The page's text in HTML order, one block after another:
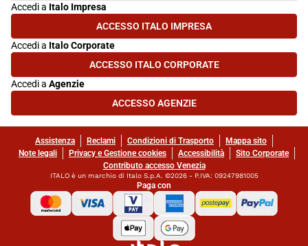
Accedi a Italo Impresa
ACCESSO ITALO IMPRESA(SI APRE IN UNA NUOVA SCHEDA)
Accedi a Italo Corporate
ACCESSO ITALO CORPORATE(SI APRE IN UNA NUOVA SCHEDA)
Accedi a Agenzie
ACCESSO AGENZIE(SI APRE IN UNA NUOVA SCHEDA)
Assistenza Reclami Condizioni di Trasporto
Mappa sito
Note legali
Privacy e Gestione cookies Accessibilità
Sito Corporate
Contributo accesso Venezia
ITALO è un marchio di Italo S.p.A. ©2026 - P.IVA: 09247981005
Paga con